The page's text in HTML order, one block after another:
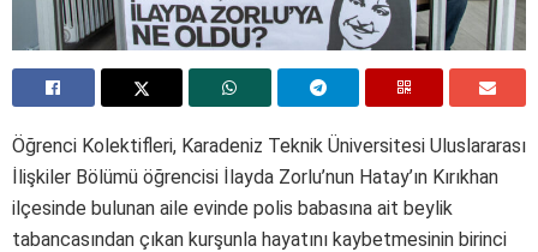
Öğrenci Kolektifleri, Karadeniz Teknik Üniversitesi Uluslararası
İlişkiler Bölümü öğrencisi İlayda Zorlu’nun Hatay’ın Kırıkhan
ilçesinde bulunan aile evinde polis babasına ait beylik
tabancasından çıkan kurşunla hayatını kaybetmesinin birinci